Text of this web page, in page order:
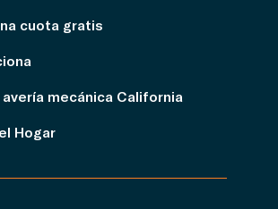
cuota gratis
mecánica California
Hogar